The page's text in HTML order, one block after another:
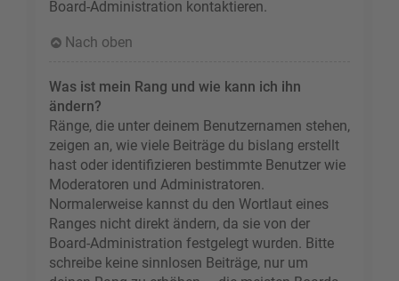
Board-Administration kontaktieren.
Nach oben
Was ist mein Rang und wie kann ich ihn
ändern?
Ränge, die unter deinem Benutzernamen stehen,
zeigen an, wie viele Beiträge du bislang erstellt
hast oder identifizieren bestimmte Benutzer wie
Moderatoren und Administratoren.
Normalerweise kannst du den Wortlaut eines
Ranges nicht direkt ändern, da sie von der
Board-Administration festgelegt wurden. Bitte
schreibe keine sinnlosen Beiträge, nur um